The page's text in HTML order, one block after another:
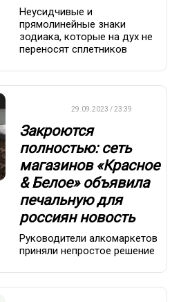
Неусидчивые и
прямолинейные знаки
зодиака, которые на дух не
переносят сплетников
29.09.2023 / 23:39
Закроются
полностью: сеть
магазинов «Красное
& Белое» объявила
печальную для
россиян новость
Руководители алкомаркетов
приняли непростое решение